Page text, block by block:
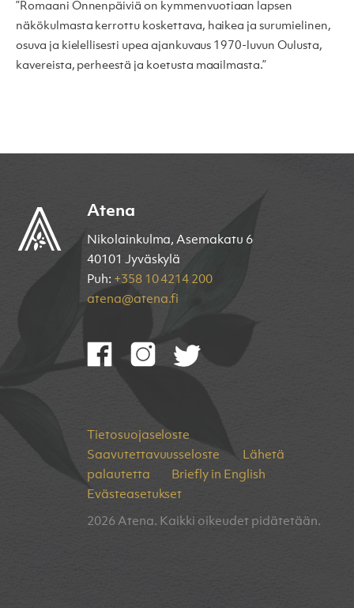
”Romaani Onnenpäiviä on kymmenvuotiaan lapsen
näkökulmasta kerrottu koskettava, haikea ja surumielinen,
osuva ja kielellisesti upea ajankuvaus 1970-luvun Oulusta,
kavereista, perheestä ja koetusta maailmasta.”
Atena
Nikolainkulma, Asemakatu 6
40101 Jyväskylä
Puh: +358 10 4214 200
atena@atena.fi
Tietosuojaseloste
Saavutettavuusseloste
Lähetä
palautetta
Briefly in English
Evästeasetukset
2026 Atena. Kaikki oikeudet pidätetään.